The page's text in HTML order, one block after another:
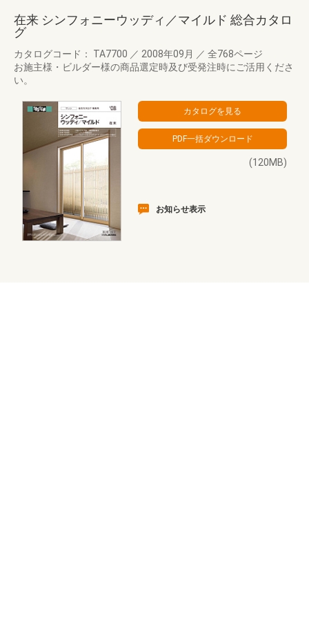
在来 シンフォニーウッディ／マイルド 総合カタロ
グ
カタログコード： TA7700 ／ 2008年09月 ／ 全768ページ
お施主様・ビルダー様の商品選定時及び受発注時にご活用くださ
い。
(120MB)
お知らせ表示